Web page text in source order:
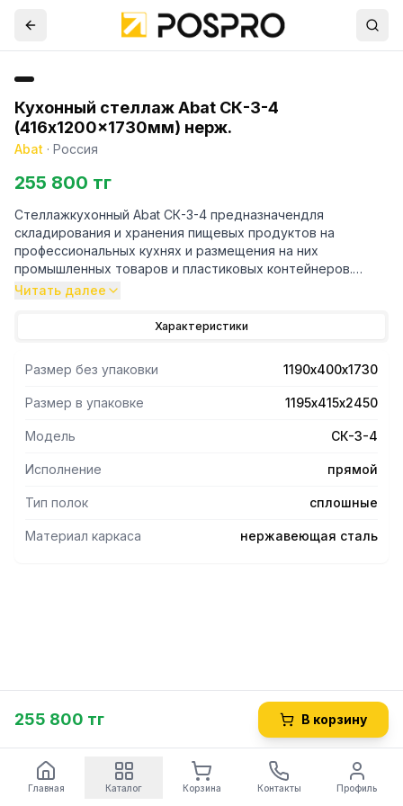
Кухонный стеллаж Abat СК-3-4
(416x1200x1730мм) нерж.
Abat · Россия
255 800 тг
Стеллажкухонный Abat СК-3-4 предназначендля
складирования и хранения пищевых продуктов на
профессиональных кухнях и размещения на них
промышленных товаров и пластиковых контейнеров.
- Высоту ячеек между полками потребитель выставляет
ножками.
- Все элементы изготовлены из высококачественной
нержавеющей стали.
- Допустимая нагрузка на стеллаж 250 кг.
Читать далее
Характеристики
Размер без упаковки 1190х400х1730
Размер в упаковке 1195х415х2450
Модель СК-3-4
Исполнение прямой
Тип полок сплошные
Материал каркаса нержавеющая сталь
255 800 тг В корзину
Главная Каталог Корзина Контакты Профиль